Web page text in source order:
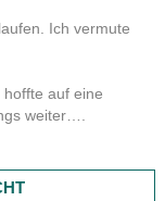
Ich vermute
auf eine
weiter….